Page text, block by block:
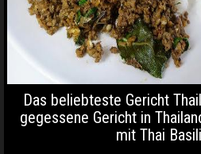
Das beliebteste Gericht
gegessene Gericht in
mit Thai